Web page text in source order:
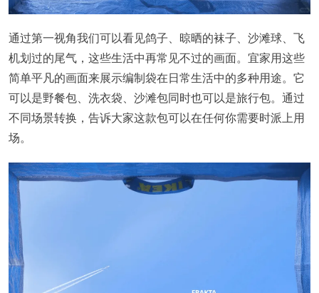
通过第一视角我们可以看见鸽子、晾晒的袜子、沙滩球、飞
机划过的尾气，这些生活中再常见不过的画面。宜家用这些
简单平凡的画面来展示编制袋在日常生活中的多种用途。它
可以是野餐包、洗衣袋、沙滩包同时也可以是旅行包。通过
不同场景转换，告诉大家这款包可以在任何你需要时派上用
场。